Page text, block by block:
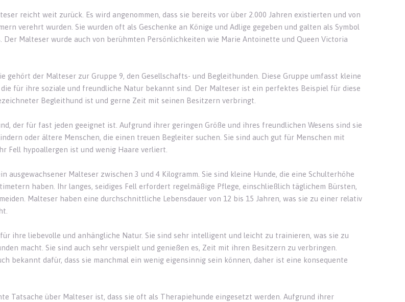
reicht weit zurück. Es wird angenommen, dass sie bereits vor über 2.000 Jahren existierten und von
verehrt wurden. Sie wurden oft als Geschenke an Könige und Adlige gegeben und galten als Symbol
Der Malteser wurde auch von berühmten Persönlichkeiten wie Marie Antoinette und Queen Victoria
gehört der Malteser zur Gruppe 9, den Gesellschafts- und Begleithunden. Diese Gruppe umfasst kleine
für ihre soziale und freundliche Natur bekannt sind. Der Malteser ist ein perfektes Beispiel für diese
Begleithund ist und gerne Zeit mit seinen Besitzern verbringt.
der für fast jeden geeignet ist. Aufgrund ihrer geringen Größe und ihres freundlichen Wesens sind sie
oder ältere Menschen, die einen treuen Begleiter suchen. Sie sind auch gut für Menschen mit
Fell hypoallergen ist und wenig Haare verliert.
ausgewachsener Malteser zwischen 3 und 4 Kilogramm. Sie sind kleine Hunde, die eine Schulterhöhe
haben. Ihr langes, seidiges Fell erfordert regelmäßige Pflege, einschließlich täglichem Bürsten,
Malteser haben eine durchschnittliche Lebensdauer von 12 bis 15 Jahren, was sie zu einer relativ
ihre liebevolle und anhängliche Natur. Sie sind sehr intelligent und leicht zu trainieren, was sie zu
macht. Sie sind auch sehr verspielt und genießen es, Zeit mit ihren Besitzern zu verbringen.
bekannt dafür, dass sie manchmal ein wenig eigensinnig sein können, daher ist eine konsequente
Tatsache über Malteser ist, dass sie oft als Therapiehunde eingesetzt werden. Aufgrund ihrer